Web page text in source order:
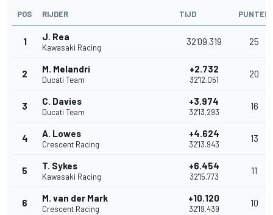
POS RIJDER TIJD PUNTEN
1 J. Rea
Kawasaki Racing
32'09.319 25
2 M. Melandri
Ducati Team
+2.732
32'12.051
20
3 C. Davies
Ducati Team
+3.974
32'13.293
16
4 A. Lowes
Crescent Racing
+4.624
32'13.943
13
5 T. Sykes
Kawasaki Racing
+6.454
32'15.773
11
6 M. van der Mark
Crescent Racing
+10.120
32'19.439
10